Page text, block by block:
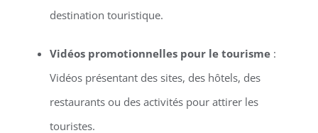
destination touristique.
Vidéos promotionnelles pour le tourisme:
Vidéos présentant des sites, des hôtels, des
restaurants ou des activités pour attirer les
touristes.